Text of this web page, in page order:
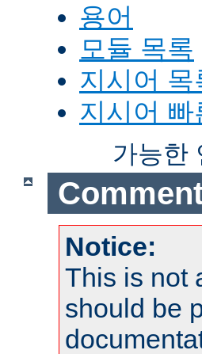
용어
모듈 목록
지시어 목
지시어 빠
가능한
Notice:
This is not
should be